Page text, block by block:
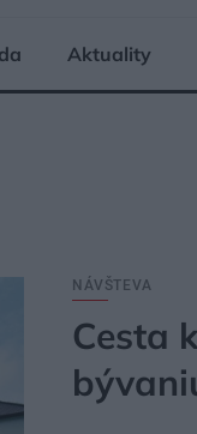
Aktuality
NÁVŠTEVA
Cesta